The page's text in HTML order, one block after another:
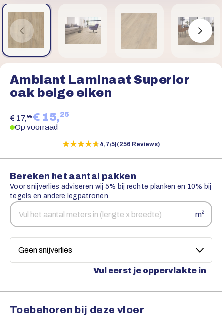
Ambiant Laminaat Superior
oak beige eiken
€ 17,95€ 15,26
Op voorraad
★★★★★
★★★★★4,7/5 (256 Reviews)
Bereken het aantal pakken
Voor snijverlies adviseren wij 5% bij rechte planken en 10% bij
tegels en andere legpatronen.
Aantal
vierkante
m2
Snijverlies
Vul eerst je oppervlakte in
Toebehoren bij deze vloer